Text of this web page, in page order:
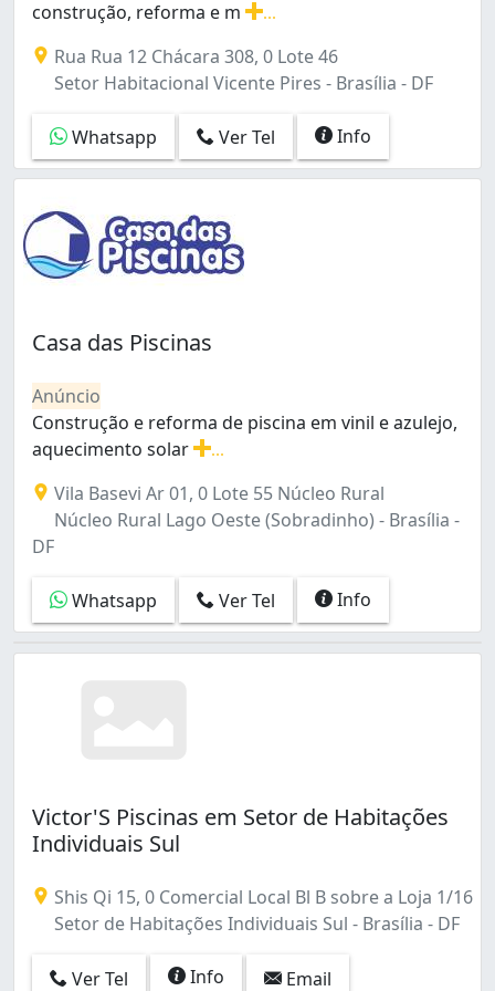
Sobradinho (7)
Taguatinga (6)
Taguatinga Norte (1)
Taguatinga Sul (Taguatinga) (2)
Zona Industrial (1)
construção, reforma e m
Rua Rua 12 Chácara 308, 0 Lote 46
Setor Habitacional Vicente Pires - Brasília - DF
Whatsapp Ver Tel Info
Casa das Piscinas
Anúncio
Construção e reforma de piscina em vinil e azulejo,
aquecimento solar
Vila Basevi Ar 01, 0 Lote 55 Núcleo Rural
Núcleo Rural Lago Oeste (Sobradinho) - Brasília -
DF
Whatsapp Ver Tel Info
Victor'S Piscinas em Setor de Habitações
Individuais Sul
Shis Qi 15, 0 Comercial Local Bl B sobre a Loja 1/16
Setor de Habitações Individuais Sul - Brasília - DF
Ver Tel Info Email